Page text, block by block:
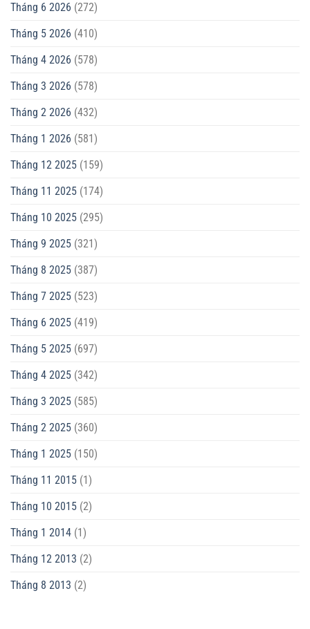
Tháng 6 2026 (272)
Tháng 5 2026 (410)
Tháng 4 2026 (578)
Tháng 3 2026 (578)
Tháng 2 2026 (432)
Tháng 1 2026 (581)
Tháng 12 2025 (159)
Tháng 11 2025 (174)
Tháng 10 2025 (295)
Tháng 9 2025 (321)
Tháng 8 2025 (387)
Tháng 7 2025 (523)
Tháng 6 2025 (419)
Tháng 5 2025 (697)
Tháng 4 2025 (342)
Tháng 3 2025 (585)
Tháng 2 2025 (360)
Tháng 1 2025 (150)
Tháng 11 2015 (1)
Tháng 10 2015 (2)
Tháng 1 2014 (1)
Tháng 12 2013 (2)
Tháng 8 2013 (2)